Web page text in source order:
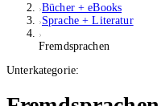
Bücher + eBooks
Sprache + Literatur
Fremdsprachen
Unterkategorie: